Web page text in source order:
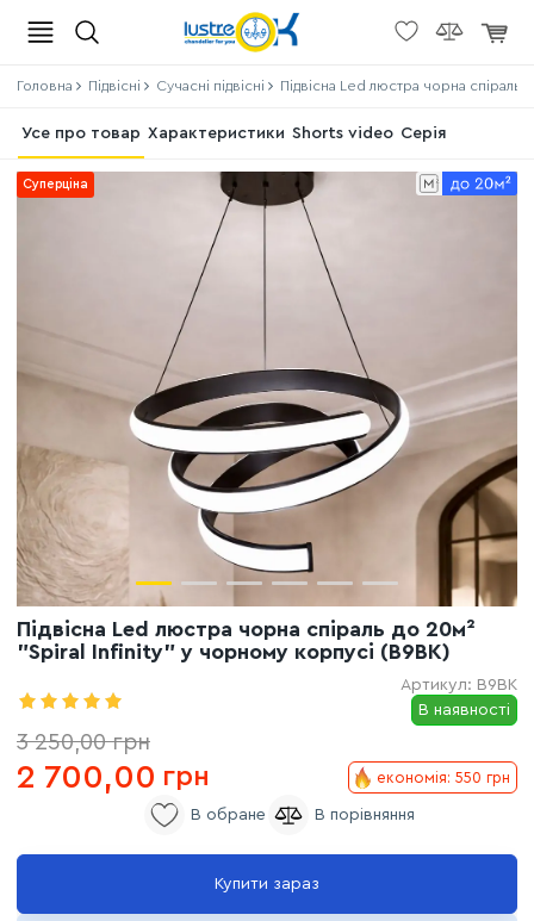
Головна Підвісні Сучасні підвісні Підвісна Led люстра чорна
Усе про товар Характеристики Shorts video Серія
Суперціна
Підвісна Led люстра чорна спіраль до 20м²
"Spiral Infinity" у чорному корпусі (B9BK)
Артикул: B9BK
В наявності
3 250,00 грн
2 700,00 грн економія: 550 грн
Купити зараз